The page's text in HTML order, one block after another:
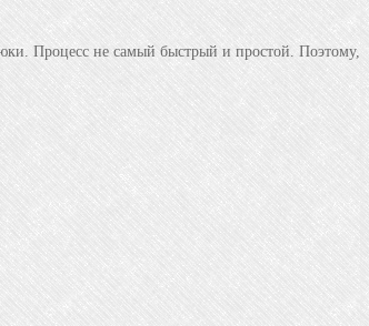
Процесс не самый быстрый и простой. Поэтому,